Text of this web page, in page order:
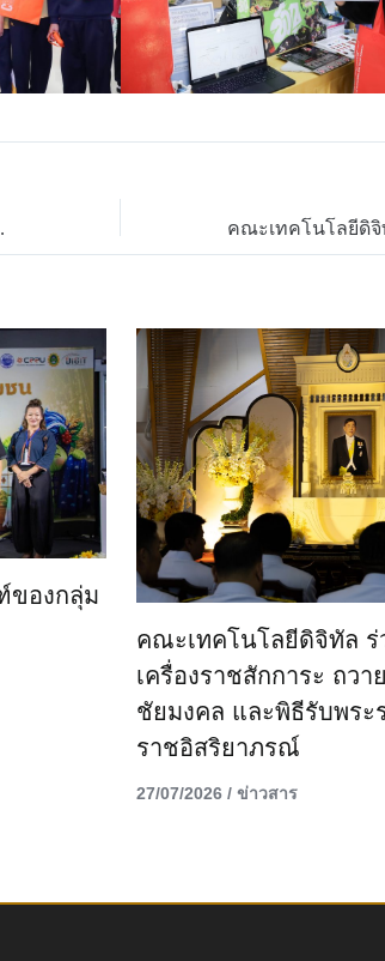
กษา 2568
ของกลุ่ม
คณะเทคโนโลยีดิจิทัล ร่
เครื่องราชสักการะ ถวา
ชัยมงคล และพิธีรับพระ
ราชอิสริยาภรณ์
27/07/2026 / ข่าวสาร